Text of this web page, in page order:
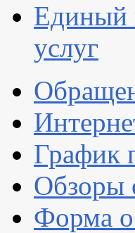
Единый
услуг
График
Обзоры
Форма